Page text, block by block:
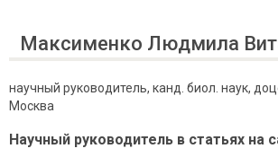
Максименко Людмила
научный руководитель, канд. биол. наук,
Москва
Научный руководитель в статьях на